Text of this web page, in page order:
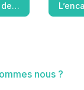
de…
nous ?